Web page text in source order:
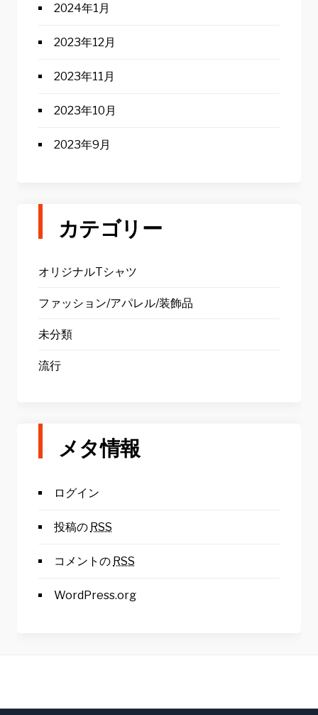
2024年1月
2023年12月
2023年11月
2023年10月
2023年9月
カテゴリー
オリジナルTシャツ
ファッション/アパレル/装飾品
未分類
流行
メタ情報
ログイン
投稿の RSS
コメントの RSS
WordPress.org